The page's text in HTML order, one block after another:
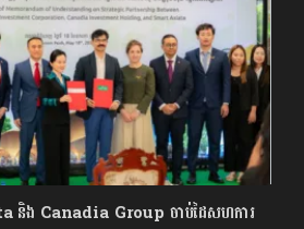
ង Canadia Group ចាប់ដៃសហការ